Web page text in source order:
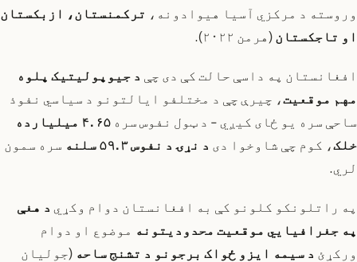
وروسته د مرکزي آسیا هیوادونه، ترکمنستان، ازبکستان
او تاجکستان (هرمن ۲۰۲۲).
افغانستان په داسې حالت کې دی چې د جیوپولیتیک پلوه
مهم موقعیت، چیرې چې د مختلفو ایالتونو د سیاسي نفوذ
ساحې سره یو ځای کیږي - د ټول نفوس سره
۴.۶۵ میلیارده
خلک، کوم چې شاوخوا دی د نړۍ د نفوس ۵۹.۳ سلنه
سره سمون
لري.
په راتلونکو کلونو کې به افغانستان دوام وکړي د هغې
په جغرافیایي موقعیت محدودیتونه موضوع او دوام
ورکړئ د سیمه ایزو ځواک برجونو د تشنج ساحه (جولیان